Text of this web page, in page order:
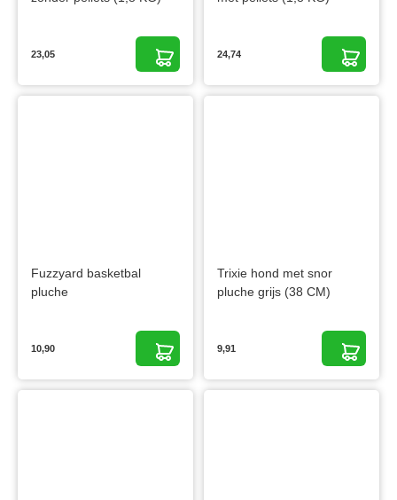
23,05 24,74
Fuzzyard basketbal
pluche
10,90
Trixie hond met snor
pluche grijs (38 CM)
9,91